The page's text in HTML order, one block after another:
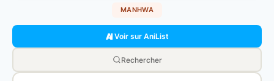
MANHWA
Voir sur AniList
Rechercher